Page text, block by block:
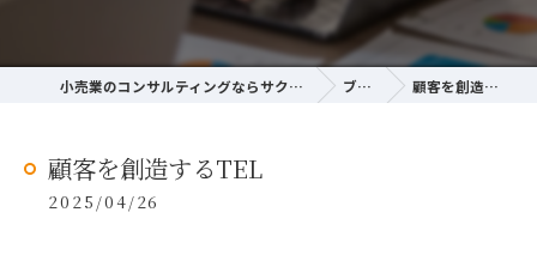
小売業のコンサルティングならサクラ経営研究所 ブログ 顧客を創造するTEL
顧客を創造するTEL
2025/04/26